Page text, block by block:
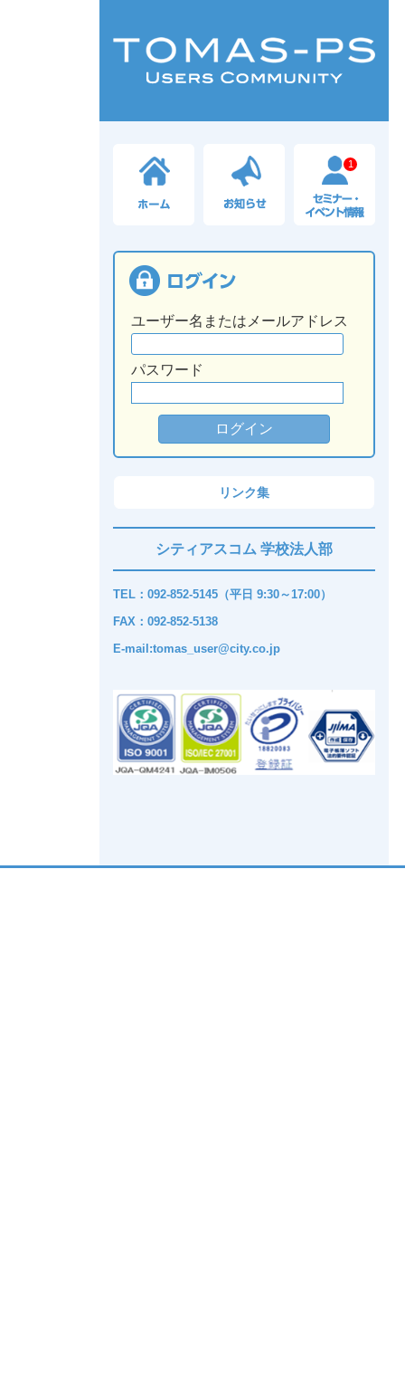
1
ユーザー名またはメールアドレス
パスワード
リンク集
シティアスコム 学校法人部
TEL：092-852-5145（平日 9:30～17:00）
FAX：092-852-5138
E-mail:tomas_user@city.co.jp